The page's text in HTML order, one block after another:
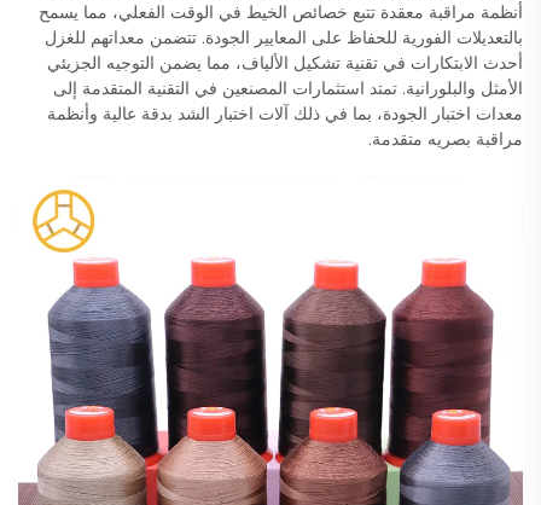
أنظمة مراقبة معقدة تتبع خصائص الخيط في الوقت الفعلي، مما يسمح
بالتعديلات الفورية للحفاظ على المعايير الجودة. تتضمن معداتهم للغزل
أحدث الابتكارات في تقنية تشكيل الألياف، مما يضمن التوجيه الجزيئي
الأمثل والبلورانية. تمتد استثمارات المصنعين في التقنية المتقدمة إلى
معدات اختبار الجودة، بما في ذلك آلات اختبار الشد بدقة عالية وأنظمة
مراقبة بصريه متقدمة.